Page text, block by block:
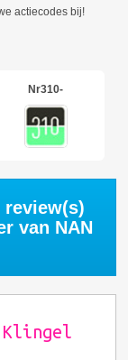
actiecodes bij!
Nr310-
woonaccessoires
review(s)
van NAN
Klingel